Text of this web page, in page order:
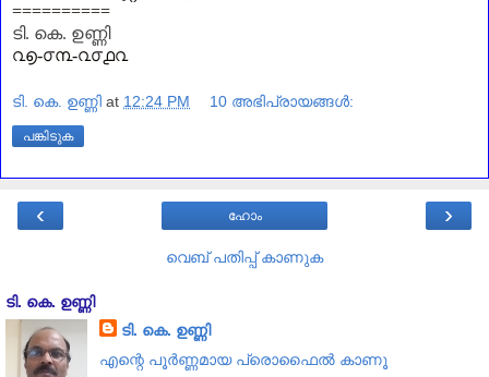
==========
ടി. കെ. ഉണ്ണി
൨൭-൦൩-൨൦൧൨
ടി. കെ. ഉണ്ണി at 12:24 PM 10 അഭിപ്രായങ്ങൾ:
പങ്കിടുക
‹ ›
ഹോം
വെബ് പതിപ്പ് കാണുക
ടി. കെ. ഉണ്ണി
ടി. കെ. ഉണ്ണി
എന്റെ പൂര്‍ണ്ണമായ പ്രൊഫൈൽ കാണൂ